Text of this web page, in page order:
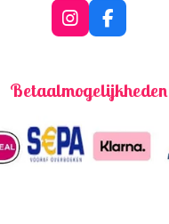
I
n
a
r
a
m
F
a
b
k
Betaalmogelijkheden